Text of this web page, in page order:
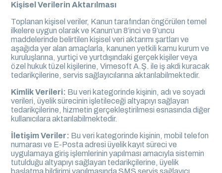
Kişisel Verilerin Aktarılması
Toplanan kişisel veriler, Kanun tarafından öngörülen temel
ilkelere uygun olarak ve Kanun’un 8’inci ve 9’uncu
maddelerinde belirtilen kişisel veri aktarımı şartları ve
aşağıda yer alan amaçlarla, kanunen yetkili kamu kurum ve
kuruluşlarına, yurtiçi ve yurtdışındaki gerçek kişiler veya
özel hukuk tüzel kişilerine, Vimesoft A.Ş. ile iş akdi kuracak
tedarikçilerine, servis sağlayıcılarına aktarılabilmektedir.
Kimlik Verileri: Bu veri kategorinde kişinin, adı ve soyadı
verileri, üyelik sürecinin işletileceği altyapıyı sağlayan
tedarikçilerine, hizmetin gerçekleştirilmesi esnasında diğer
kullanıcılara aktarılabilmektedir.
İletişim Veriler: Bu veri kategorinde kişinin, mobil telefon
numarası ve E-Posta adresi üyelik kayıt süreci ve
uygulamaya giriş işlemlerinin yapılması amacıyla sistemin
tutulduğu altyapıyı sağlayan tedarikçilerine, üyelik
başlatma bildirimi yapılmasında SMS servis sağlayıcı